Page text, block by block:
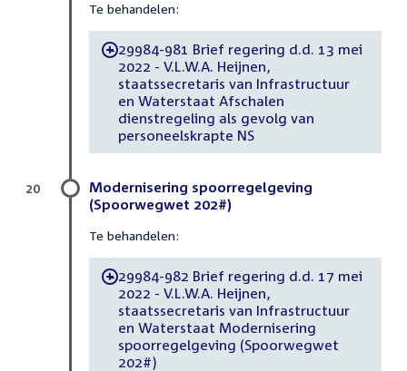
Te behandelen:
-29984-981 Brief regering d.d. 13 mei
2022 - V.L.W.A. Heijnen,
staatssecretaris van Infrastructuur
en Waterstaat Afschalen
dienstregeling als gevolg van
personeelskrapte NS
Modernisering spoorregelgeving
(Spoorwegwet 202#)
Te behandelen:
-29984-982 Brief regering d.d. 17 mei
2022 - V.L.W.A. Heijnen,
staatssecretaris van Infrastructuur
en Waterstaat Modernisering
spoorregelgeving (Spoorwegwet
202#)
20